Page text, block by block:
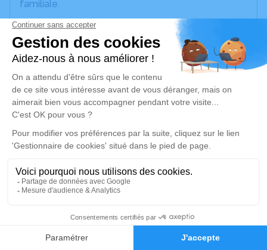
Faire-part Hommages
familiale.
Nous vous invitons à utiliser cet espace pour
laisser vos condoléances, partager des photos
souvenirs, une anecdote ou exprimer vos pensées
à travers des poèmes ou des textes. Cet endroit
est un lieu d'expression dédié à honorer la
mémoire de Marguerite SCHALLER.
Je rends hommage
Cérémonie civile
Ce service se déroulera dans l'intimité
Je rends hommage